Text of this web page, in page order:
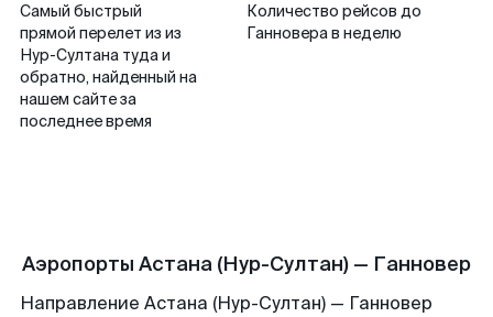
Самый быстрый
прямой перелет из из
Нур-Султана туда и
обратно, найденный на
нашем сайте за
последнее время
Количество рейсов до
Ганновера в неделю
Аэропорты Астана (Нур-Султан) — Ганновер
Направление Астана (Нур-Султан) — Ганновер